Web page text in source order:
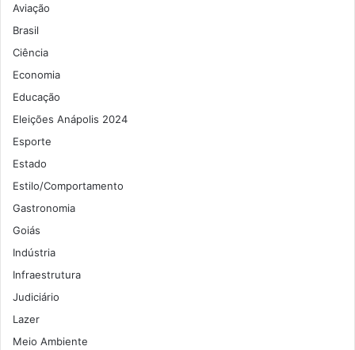
Aviação
Brasil
Ciência
Economia
Educação
Eleições Anápolis 2024
Esporte
Estado
Estilo/Comportamento
Gastronomia
Goiás
Indústria
Infraestrutura
Judiciário
Lazer
Meio Ambiente